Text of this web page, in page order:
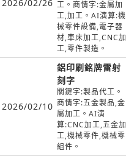
2026/02/26 工。商情字:金屬加
工,加工。AI演算:機
械零件設備,電子器
材,車床加工,CNC加
工,零件製造。
2026/02/10
鋁印刷銘牌雷射
刻字
關鍵字:製品代工。
商情字:五金製品,金
屬加工。AI演
算:CNC加工,五金加
工,機械零件,機械零
組件。